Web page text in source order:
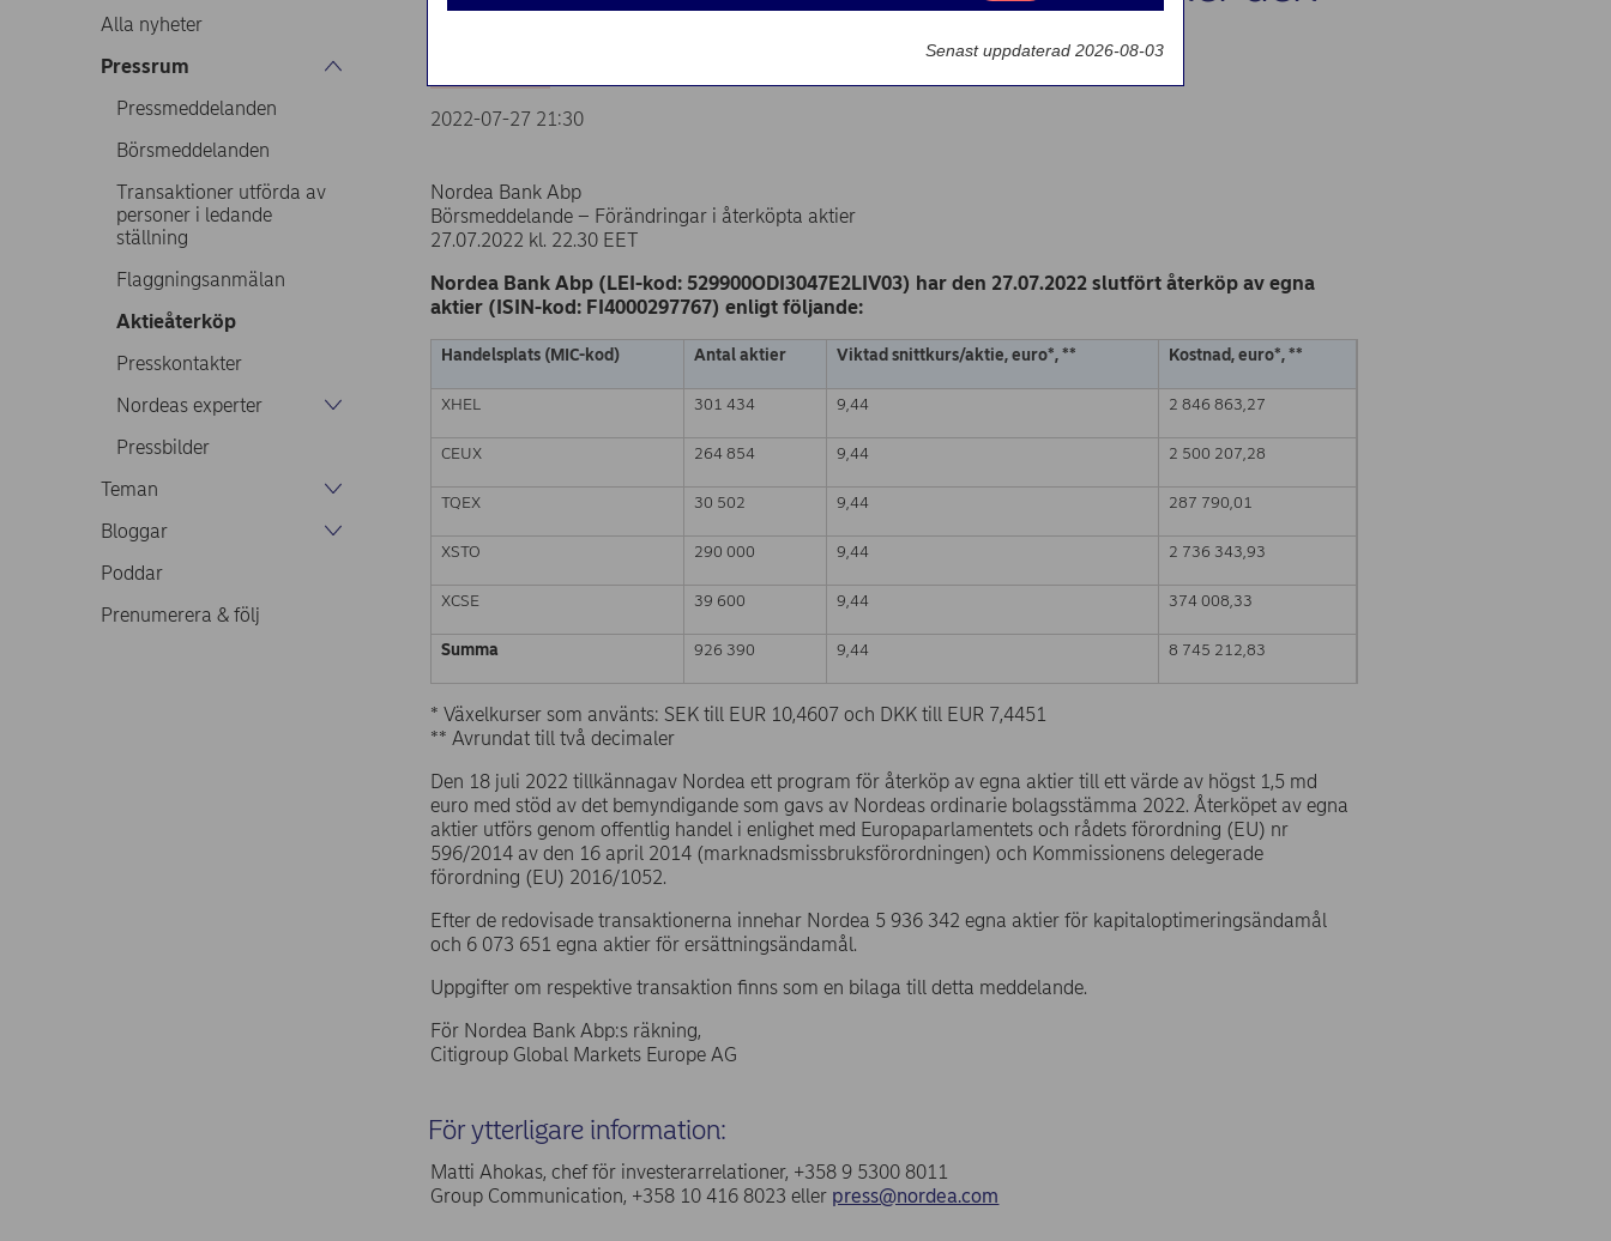
Alla nyheter
Pressrum
Pressmeddelanden
Börsmeddelanden
Transaktioner utförda av
personer i ledande
ställning
Flaggningsanmälan
Aktieåterköp
Presskontakter
Nordeas experter
Pressbilder
Teman
Bloggar
Poddar
Prenumerera & följ
2022-07-27 21:30
Nordea Bank Abp
Börsmeddelande – Förändringar i återköpta aktier
27.07.2022 kl. 22.30 EET
Nordea Bank Abp (LEI-kod: 529900ODI3047E2LIV03) har den 27.07.2022 slutfört återköp av egna
aktier (ISIN-kod: FI4000297767) enligt följande:
Handelsplats (MIC-kod) Antal aktier Viktad snittkurs/aktie, euro*,** Kostnad, euro*,**
XHEL 301 434 9,44 2 846 863,27
CEUX 264 854 9,44 2 500 207,28
TQEX 30 502 9,44 287 790,01
XSTO 290 000 9,44 2 736 343,93
XCSE 39 600 9,44 374 008,33
Summa 926 390 9,44 8 745 212,83
* Växelkurser som använts: SEK till EUR 10,4607 och DKK till EUR 7,4451
** Avrundat till två decimaler
Den 18 juli 2022 tillkännagav Nordea ett program för återköp av egna aktier till ett värde av högst 1,5 md
euro med stöd av det bemyndigande som gavs av Nordeas ordinarie bolagsstämma 2022. Återköpet av egna
aktier utförs genom offentlig handel i enlighet med Europaparlamentets och rådets förordning (EU) nr
596/2014 av den 16 april 2014 (marknadsmissbruksförordningen) och Kommissionens delegerade
förordning (EU) 2016/1052.
Efter de redovisade transaktionerna innehar Nordea 5 936 342 egna aktier för kapitaloptimeringsändamål
och 6 073 651 egna aktier för ersättningsändamål.
Uppgifter om respektive transaktion finns som en bilaga till detta meddelande.
För Nordea Bank Abp:s räkning,
Citigroup Global Markets Europe AG
För ytterligare information:
Matti Ahokas, chef för investerarrelationer, +358 9 5300 8011
Group Communication, +358 10 416 8023 eller press@nordea.com
Marknadsföring
Senast uppdaterad 2026-08-03